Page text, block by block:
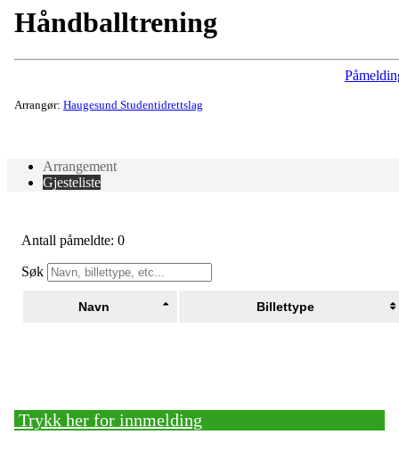
Håndballtrening
Arrangør: Haugesund Studentidrettslag
Arrangement
Gjesteliste
Antall påmeldte: 0
Søk
Navn Billettype
Trykk her for innmelding